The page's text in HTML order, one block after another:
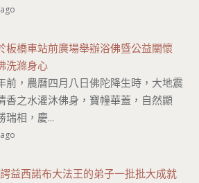
板橋車站前廣場舉辦浴佛暨公益關懷
洗滌身心
前，農曆四月八日佛陀降生時，大地震
香之水灌沐佛身，寶幢華蓋，自然顯
瑞相，慶...
益西諾布大法王的弟子一批批大成就